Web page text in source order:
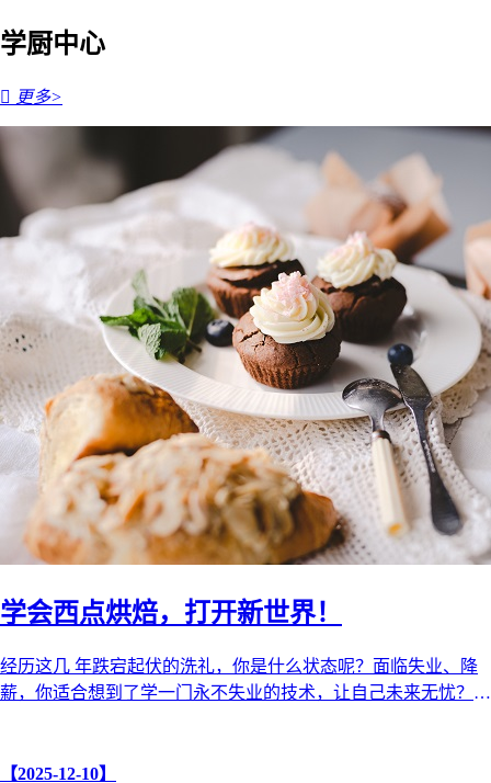
学厨中心
 更多>
学会西点烘焙，打开新世界！
经历这几 年跌宕起伏的洗礼，你是什么状态呢？面临失业、降
薪，你适合想到了学一门永不失业的技术，让自己未来无忧？
【2025-12-10】